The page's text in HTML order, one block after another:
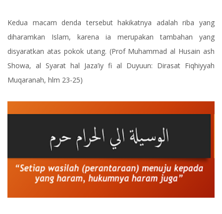
Kedua macam denda tersebut hakikatnya adalah riba yang
diharamkan Islam, karena ia merupakan tambahan yang
disyaratkan atas pokok utang. (Prof Muhammad al Husain ash
Showa, al Syarat hal Jaza’iy fi al Duyuun: Dirasat Fiqhiyyah
Muqaranah, hlm 23-25)